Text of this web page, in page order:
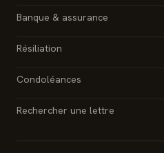
Banque & assurance
Résiliation
Condoléances
Rechercher une lettre